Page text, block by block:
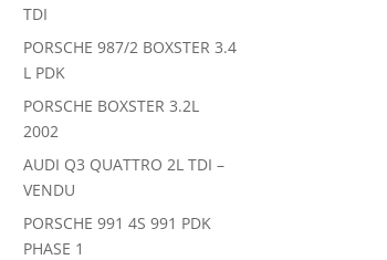
TDI
PORSCHE 987/2 BOXSTER 3.4
L PDK
PORSCHE BOXSTER 3.2L
2002
AUDI Q3 QUATTRO 2L TDI –
VENDU
PORSCHE 991 4S 991 PDK
PHASE 1